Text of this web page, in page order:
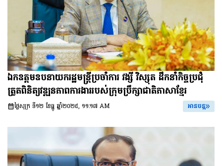
ឯកឧត្តមឧបនាយករដ្ឋមន្រ្តីប្រចាំការ វង្សី វិស្សុត ដឹកនាំកិច្ចប្រជុំ
ត្រួតពិនិត្យវឌ្ឍនភាពការងាររបស់ក្រុមប្រឹក្សាជាតិភាសាខ្មែរ
ថ្ងៃសុក្រ ទី១២ ខែធ្នូ ឆ្នាំ២០២៥, ១១:១៧ AM អានបន្ត